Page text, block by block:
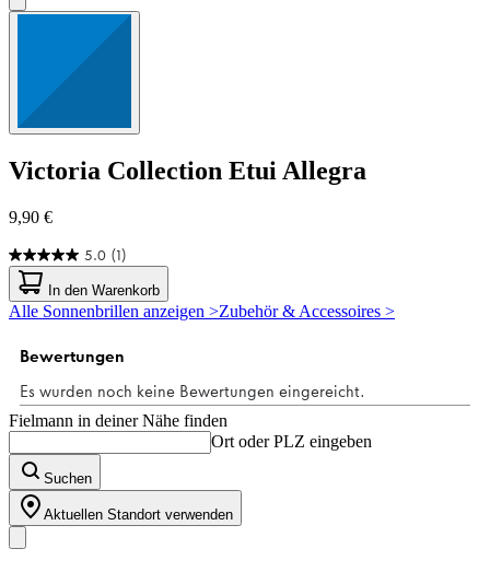
Victoria Collection Etui Allegra
9,90 €
5.0 (1)
5.0
von
5
Sternen.
Bewertung
In den Warenkorb
Alle Sonnenbrillen anzeigen >Zubehör & Accessoires >
Fielmann in deiner Nähe finden
Ort oder PLZ eingeben
Suchen
Aktuellen Standort verwenden